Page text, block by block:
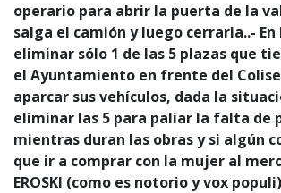
operario para abrir la puerta de la
salga el camión y luego cerrarla..-
eliminar sólo 1 de las 5 plazas que
el Ayuntamiento en frente del
aparcar sus vehículos, dada la
eliminar las 5 para paliar la falta de
mientras duran las obras y si algún
que ir a comprar con la mujer al
EROSKI (como es notorio y vox